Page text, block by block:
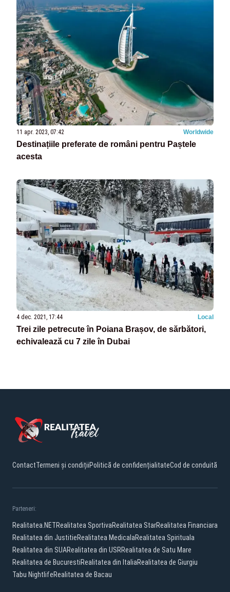
11 apr. 2023, 07:42 Worldwide
Destinațiile preferate de români pentru Paștele
acesta
4 dec. 2021, 17:44 Local
Trei zile petrecute în Poiana Brașov, de sărbători,
echivalează cu 7 zile în Dubai
ContactTermeni și condițiiPolitică de confidențialitateCod de conduită
Parteneri:
Realitatea.NETRealitatea SportivaRealitatea StarRealitatea Financiara
Realitatea din JustitieRealitatea MedicalaRealitatea Spirituala
Realitatea din SUARealitatea din USRRealitatea de Satu Mare
Realitatea de BucurestiRealitatea din ItaliaRealitatea de Giurgiu
Tabu NightlifeRealitatea de Bacau